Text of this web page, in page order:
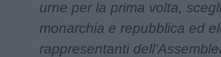
urne per la prima volta,
monarchia e repubblica ed
rappresentanti